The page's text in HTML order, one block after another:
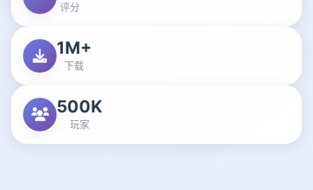
评分
1M+
下载
500K
玩家